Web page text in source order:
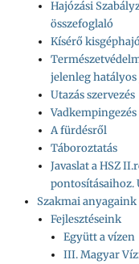
Hajózási
összefoglaló
Kísérő
jelenleg
Utazás szervezés
Vadkempingezés
A fürdésről
Táboroztatás
Javaslat a HSZ
pontosításaihoz.
Szakmai anyagaink
Fejlesztéseink
Együtt a vízen
III. Magyar